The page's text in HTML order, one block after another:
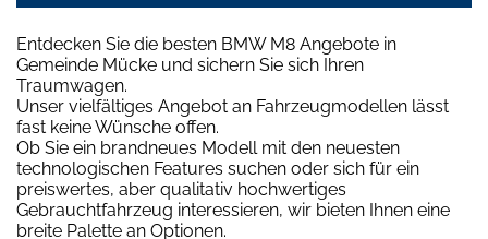
Entdecken Sie die besten BMW M8 Angebote in
Gemeinde Mücke und sichern Sie sich Ihren
Traumwagen.
Unser vielfältiges Angebot an Fahrzeugmodellen lässt
fast keine Wünsche offen.
Ob Sie ein brandneues Modell mit den neuesten
technologischen Features suchen oder sich für ein
preiswertes, aber qualitativ hochwertiges
Gebrauchtfahrzeug interessieren, wir bieten Ihnen eine
breite Palette an Optionen.